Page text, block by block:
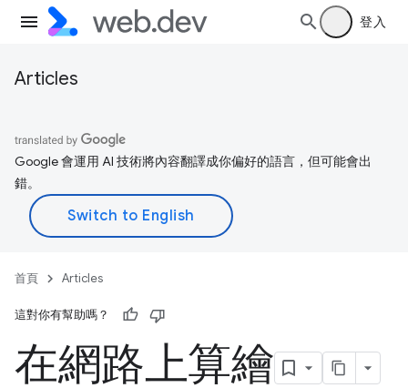
登入
Articles
Google 會運用 AI 技術將內容翻譯成你偏好的語言，但可能會出
錯。
首頁 Articles
這對你有幫助嗎？
在網路上算繪